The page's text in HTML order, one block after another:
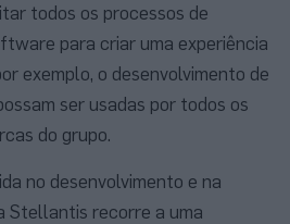
todos os processos de
para criar uma experiência
exemplo, o desenvolvimento de
ser usadas por todos os
do grupo.
no desenvolvimento e na
Stellantis recorre a uma